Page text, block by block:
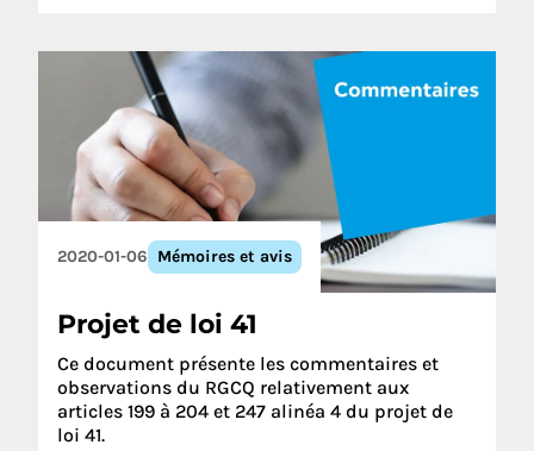
2020-01-06 Mémoires et avis
Projet de loi 41
Ce document présente les commentaires et
observations du RGCQ relativement aux
articles 199 à 204 et 247 alinéa 4 du projet de
loi 41.